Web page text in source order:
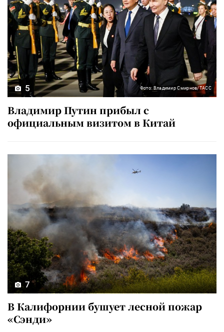
5 Фото: Владимир Смирнов/ТАСС
Владимир Путин прибыл с
официальным визитом в Китай
7
В Калифорнии бушует лесной пожар
«Сэнди»